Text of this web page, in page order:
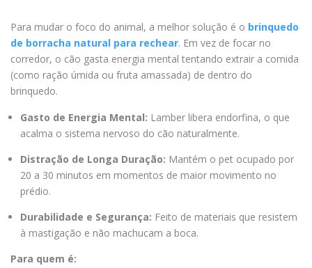
Para mudar o foco do animal, a melhor solução é o brinquedo
de borracha natural para rechear. Em vez de focar no
corredor, o cão gasta energia mental tentando extrair a comida
(como ração úmida ou fruta amassada) de dentro do
brinquedo.
Gasto de Energia Mental: Lamber libera endorfina, o que
acalma o sistema nervoso do cão naturalmente.
Distração de Longa Duração: Mantém o pet ocupado por
20 a 30 minutos em momentos de maior movimento no
prédio.
Durabilidade e Segurança: Feito de materiais que resistem
à mastigação e não machucam a boca.
Para quem é: